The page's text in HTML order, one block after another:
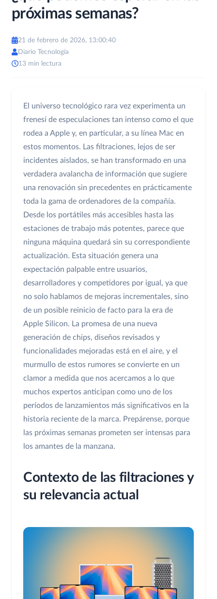
próximas semanas?
21 de febrero de 2026, 13:00:40
Diario Tecnología
13 min lectura
El universo tecnológico rara vez experimenta un
frenesí de especulaciones tan intenso como el que
rodea a Apple y, en particular, a su línea Mac en
estos momentos. Las filtraciones, lejos de ser
incidentes aislados, se han transformado en una
verdadera avalancha de información que sugiere
una renovación sin precedentes en prácticamente
toda la gama de ordenadores de la compañía.
Desde los portátiles más accesibles hasta las
estaciones de trabajo más potentes, parece que
ninguna máquina quedará sin su correspondiente
actualización. Esta situación genera una
expectación palpable entre usuarios,
desarrolladores y competidores por igual, ya que
no solo hablamos de mejoras incrementales, sino
de un posible reinicio de facto para la era de
Apple Silicon. La promesa de una nueva
generación de chips, diseños revisados y
funcionalidades mejoradas está en el aire, y el
murmullo de estos rumores se convierte en un
clamor a medida que nos acercamos a lo que
muchos expertos anticipan como uno de los
períodos de lanzamientos más significativos en la
historia reciente de la marca. Prepárense, porque
las próximas semanas prometen ser intensas para
los amantes de la manzana.
Contexto de las filtraciones y
su relevancia actual